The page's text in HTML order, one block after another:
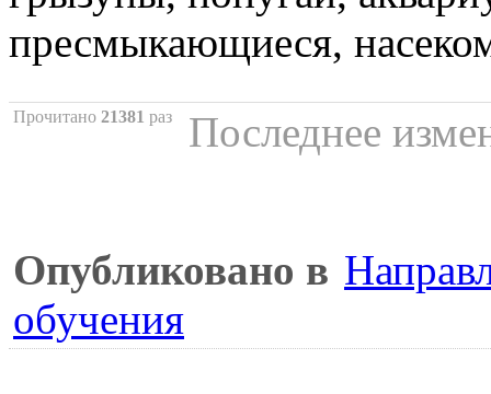
пресмыкающиеся,
Прочитано 21381 раз Последнее
Опубликовано в
обучения